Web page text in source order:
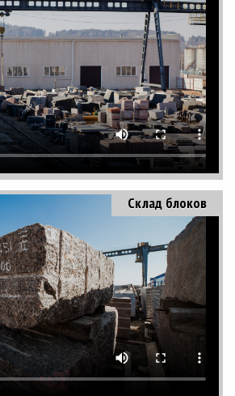
Склад блоков